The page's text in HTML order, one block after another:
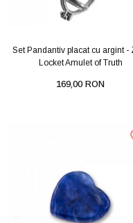
Set Pandantiv placat cu argint -
Locket Amulet of Truth
169,00 RON